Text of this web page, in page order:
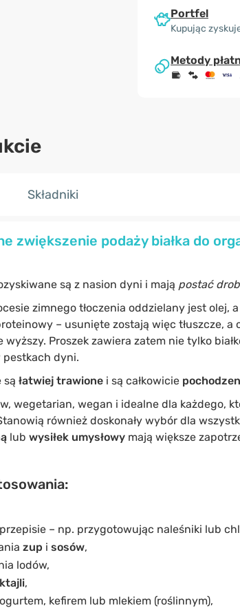
Portfel
Kupując
Metody
Składniki
zwiększenie podaży białka do
są z nasion dyni i mają postać
zimnego tłoczenia oddzielany jest olej,
– usunięte zostają więc tłuszcze, a
Proszek zawiera zatem nie tylko
dyni.
są łatwiej trawionei są całkowicie
wegetarian, wegan i idealne dla każdego,
również doskonały wybór dla
lub wysiłek umysłowymają większe
– np. przygotowując naleśniki lub
zup i sosów,
lodów,
,
kefirem lub mlekiem (roślinnym),